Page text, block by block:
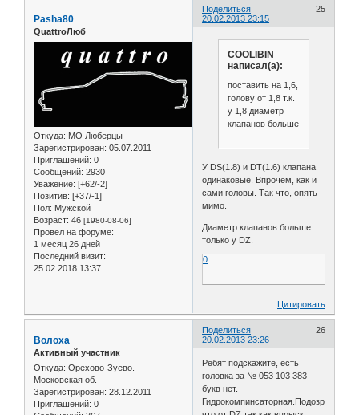
Поделиться
25
20.02.2013 23:15
Pasha80
QuattroЛюб
Откуда: МО Люберцы
Зарегистрирован: 05.07.2011
Приглашений: 0
Сообщений: 2930
Уважение: [+62/-2]
Позитив: [+37/-1]
Пол: Мужской
Возраст: 46 [1980-08-06]
Провел на форуме:
1 месяц 26 дней
Последний визит:
25.02.2018 13:37
COOLIBIN
написал(а):
поставить на 1,6,
голову от 1,8 т.к.
у 1,8 диаметр
клапанов больше
У DS(1.8) и DT(1.6) клапана
одинаковые. Впрочем, как и
сами головы. Так что, опять
мимо.
Диаметр клапанов больше
только у DZ.
0
Цитировать
Поделиться
26
20.02.2013 23:26
Волоха
Активный участник
Откуда: Орехово-Зуево.
Московская об.
Зарегистрирован: 28.12.2011
Приглашений: 0
Ребят подскажите, есть
головка за № 053 103 383
букв нет.
Гидрокомпинсаторная.Подозреваю